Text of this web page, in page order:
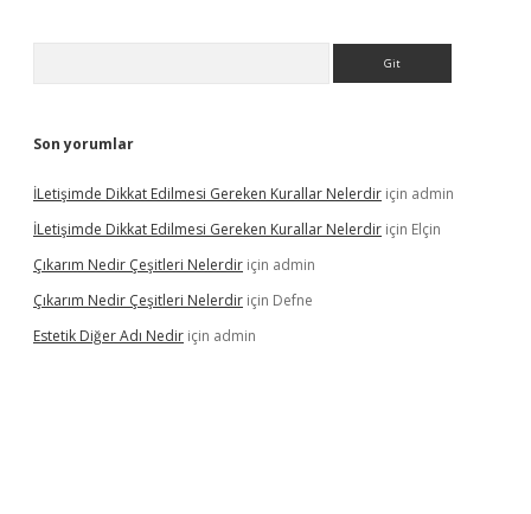
Son yorumlar
İLetişimde Dikkat Edilmesi Gereken Kurallar Nelerdir için admin
İLetişimde Dikkat Edilmesi Gereken Kurallar Nelerdir için Elçin
Çıkarım Nedir Çeşitleri Nelerdir için admin
Çıkarım Nedir Çeşitleri Nelerdir için Defne
Estetik Diğer Adı Nedir için admin